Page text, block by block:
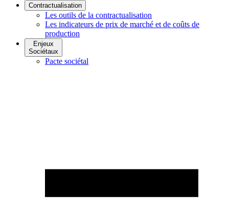
Contractualisation
Les outils de la contractualisation
Les indicateurs de prix de marché et de coûts de
production
Enjeux
Sociétaux
Pacte sociétal